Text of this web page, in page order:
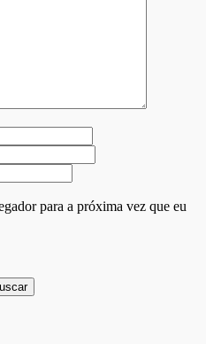
para a próxima vez que eu